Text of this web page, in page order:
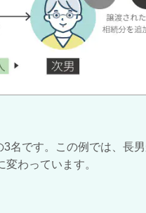
名です。この例では、長
わっています。